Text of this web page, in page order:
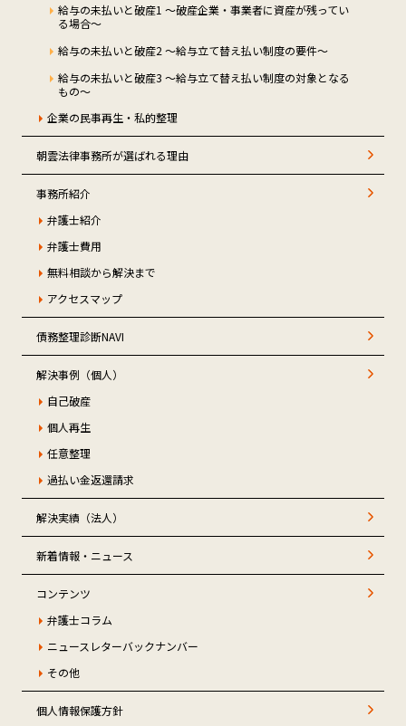
給与の未払いと破産1 ～破産企業・事業者に資産が残ってい
る場合～
給与の未払いと破産2 ～給与立て替え払い制度の要件～
給与の未払いと破産3 ～給与立て替え払い制度の対象となる
もの～
企業の民事再生・私的整理
朝雲法律事務所が選ばれる理由
事務所紹介
弁護士紹介
弁護士費用
無料相談から解決まで
アクセスマップ
債務整理診断NAVI
解決事例（個人）
自己破産
個人再生
任意整理
過払い金返還請求
解決実績（法人）
新着情報・ニュース
コンテンツ
弁護士コラム
ニュースレターバックナンバー
その他
個人情報保護方針